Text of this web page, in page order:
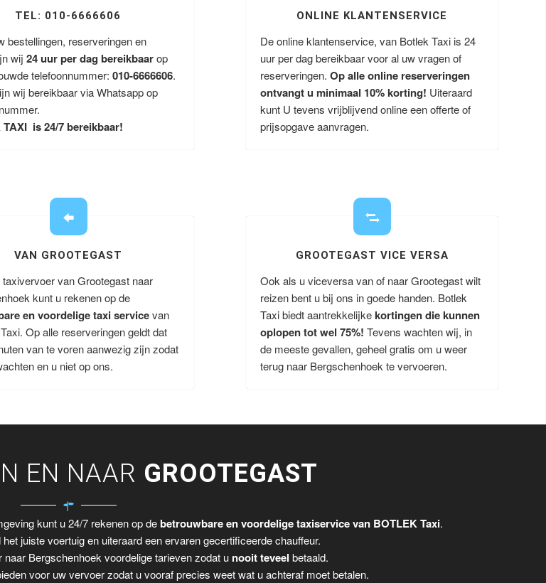
TEL: 010-6666606
bestellingen, reserveringen en
wij 24 uur per dag bereikbaarop
telefoonnummer: 010-6666606.
wij bereikbaar via Whatsapp op
TAXI is 24/7 bereikbaar!
ONLINE KLANTENSERVICE
De online klantenservice, van Botlek Taxi is 24
uur per dag bereikbaar voor al uw vragen of
reserveringen.Op alle online reserveringen
ontvangt u minimaal 10% korting! Uiteraard
kunt U tevens vrijblijvend online een offerte of
prijsopgave aanvragen.
VAN GROOTEGAST
van Grootegast naar
kunt u rekenen op de
en voordelige taxi servicevan
Op alle reserveringen geldt dat
van te voren aanwezig zijn zodat
en u niet op ons.
GROOTEGAST VICE VERSA
Ook als u viceversa van of naar Grootegast wilt
reizen bent u bij ons in goede handen. Botlek
Taxi biedt aantrekkelijkekortingen die kunnen
oplopen tot wel 75%!Tevens wachten wij, in
de meeste gevallen, geheel gratis om u weer
terug naar Bergschenhoek te vervoeren.
EN NAAR GROOTEGAST
kunt u 24/7 rekenen op debetrouwbare en voordelige taxiservice van BOTLEK Taxi.
juiste voertuig en uiteraard een ervaren gecertificeerde chauffeur.
Bergschenhoek voordelige tarieven zodat u nooit teveel betaald.
voor uw vervoer zodat u vooraf precies weet wat u achteraf moet betalen.